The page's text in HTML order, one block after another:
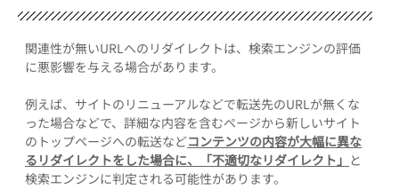
関連性が無いURLへのリダイレクトは、検索エンジンの評価
に悪影響を与える場合があります。
例えば、サイトのリニューアルなどで転送先のURLが無くな
った場合などで、詳細な内容を含むページから新しいサイト
のトップページへの転送などコンテンツの内容が大幅に異な
るリダイレクトをした場合に、「不適切なリダイレクト」 と
検索エンジンに判定される可能性があります。